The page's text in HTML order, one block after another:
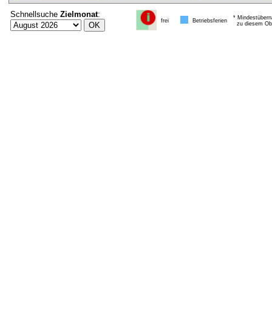
Schnellsuche Zielmonat:
frei Betriebsferien
*
zu diesem